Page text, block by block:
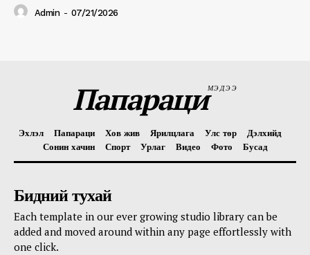
Admin - 07/21/2026
ПапарациМЭДЭЭ
Эхлэл Папараци Хов жив Ярилцлага Улс төр
Дэлхийд
Сонин хачин
Спорт Урлаг Видео Фото Бусад
Бидний тухай
Each template in our ever growing studio library can be
added and moved around within any page effortlessly with
one click.